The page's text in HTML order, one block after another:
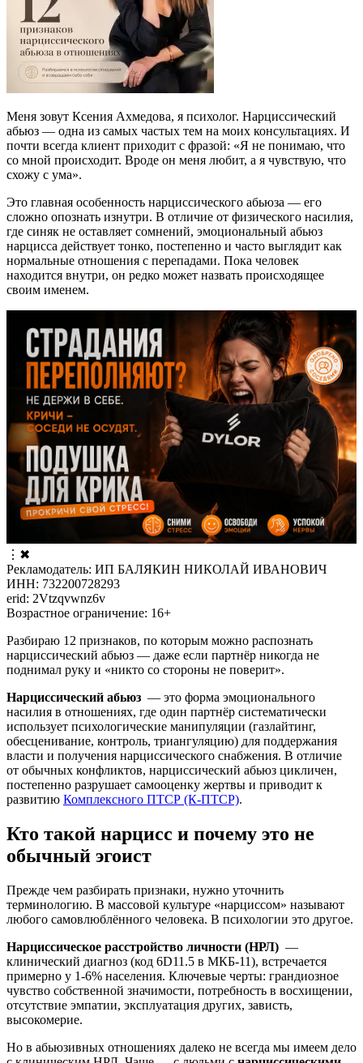
Меня зовут Ксения Ахмедова, я психолог. Нарциссический
абьюз — одна из самых частых тем на моих консультациях. И
почти всегда клиент приходит с фразой: «Я не понимаю, что
со мной происходит. Вроде он меня любит, а я чувствую, что
схожу с ума».
Это главная особенность нарциссического абьюза — его
сложно опознать изнутри. В отличие от физического насилия,
где синяк не оставляет сомнений, эмоциональный абьюз
нарцисса действует тонко, постепенно и часто выглядит как
нормальные отношения с перепадами. Пока человек
находится внутри, он редко может назвать происходящее
своим именем.
⋮ ✖
Рекламодатель: ИП БАЛЯКИН НИКОЛАЙ ИВАНОВИЧ
ИНН: 732200728293
erid: 2Vtzqvwnz6v
Возрастное ограничение: 16+
Разбираю 12 признаков, по которым можно распознать
нарциссический абьюз — даже если партнёр никогда не
поднимал руку и «никто со стороны не поверит».
Нарциссический абьюз — это форма эмоционального
насилия в отношениях, где один партнёр систематически
использует психологические манипуляции (газлайтинг,
обесценивание, контроль, триангуляцию) для поддержания
власти и получения нарциссического снабжения. В отличие
от обычных конфликтов, нарциссический абьюз цикличен,
постепенно разрушает самооценку жертвы и приводит к
развитию Комплексного ПТСР (К-ПТСР).
Кто такой нарцисс и почему это не
обычный эгоист
Прежде чем разбирать признаки, нужно уточнить
терминологию. В массовой культуре «нарциссом» называют
любого самовлюблённого человека. В психологии это другое.
Нарциссическое расстройство личности (НРЛ) —
клинический диагноз (код 6D11.5 в МКБ-11), встречается
примерно у 1-6% населения. Ключевые черты: грандиозное
чувство собственной значимости, потребность в восхищении,
отсутствие эмпатии, эксплуатация других, зависть,
высокомерие.
Но в абьюзивных отношениях далеко не всегда мы имеем дело